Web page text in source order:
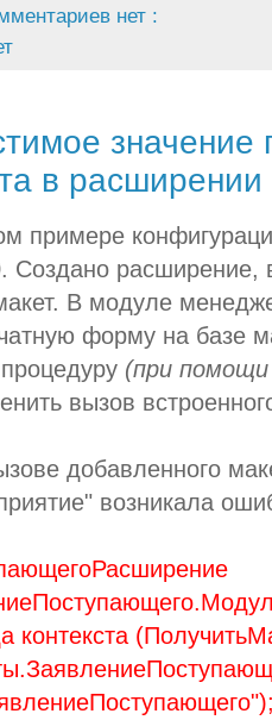
нет :
значение
в расширении
примере
Создано расширение,
В модуле
форму на базе
(при
вызов
добавленного
возникала
контекста